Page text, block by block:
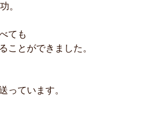
。
ても
ことができました。
っています。